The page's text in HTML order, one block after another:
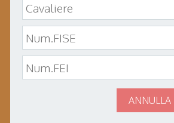
ANNULLA